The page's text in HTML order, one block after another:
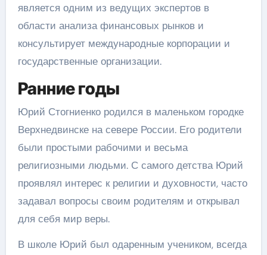
является одним из ведущих экспертов в
области анализа финансовых рынков и
консультирует международные корпорации и
государственные организации.
Ранние годы
Юрий Стогниенко родился в маленьком городке
Верхнедвинске на севере России. Его родители
были простыми рабочими и весьма
религиозными людьми. С самого детства Юрий
проявлял интерес к религии и духовности, часто
задавал вопросы своим родителям и открывал
для себя мир веры.
В школе Юрий был одаренным учеником, всегда